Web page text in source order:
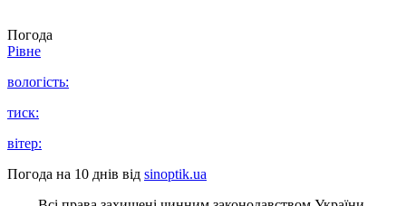
Погода
Рівне
вологість:
тиск:
вітер:
Погода на 10 днів від sinoptik.ua